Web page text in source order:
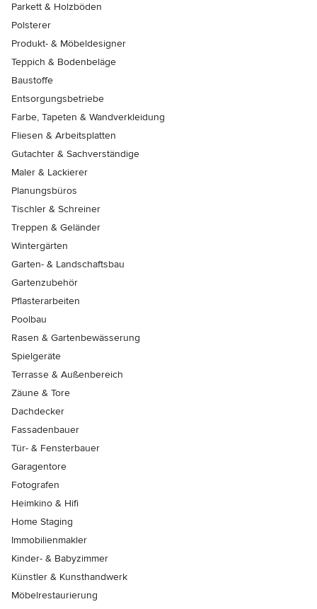
Parkett & Holzböden
Polsterer
Produkt- & Möbeldesigner
Teppich & Bodenbeläge
Baustoffe
Entsorgungsbetriebe
Farbe, Tapeten & Wandverkleidung
Fliesen & Arbeitsplatten
Gutachter & Sachverständige
Maler & Lackierer
Planungsbüros
Tischler & Schreiner
Treppen & Geländer
Wintergärten
Garten- & Landschaftsbau
Gartenzubehör
Pflasterarbeiten
Poolbau
Rasen & Gartenbewässerung
Spielgeräte
Terrasse & Außenbereich
Zäune & Tore
Dachdecker
Fassadenbauer
Tür- & Fensterbauer
Garagentore
Fotografen
Heimkino & Hifi
Home Staging
Immobilienmakler
Kinder- & Babyzimmer
Künstler & Kunsthandwerk
Möbelrestaurierung